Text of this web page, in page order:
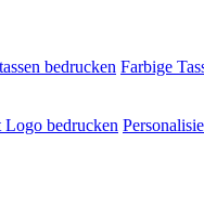
bedrucken Farbige
Logo bedrucken